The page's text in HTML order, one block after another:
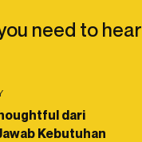
need to hear
dari
Kebutuhan